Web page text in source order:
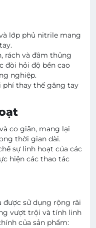
lớp phủ nitrile mang
rách và đâm thủng
đòi hỏi độ bền cao
nghiệp.
thay thế găng tay
co giãn, mang lại
thời gian dài.
sự linh hoạt của các
hiện các thao tác
được sử dụng rộng rãi
vượt trội và tính linh
của sản phẩm: